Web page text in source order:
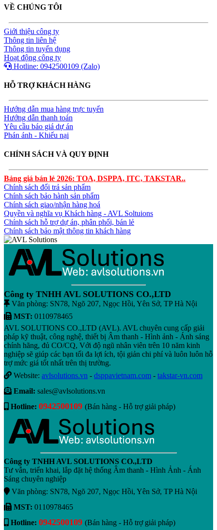
VỀ CHÚNG TÔI
Giới thiệu công ty
Thông tin liên hệ
Thông tin tuyển dụng
Hoạt động công ty
Hotline: 0942500109 (Zalo)
HỖ TRỢ KHÁCH HÀNG
Hướng dẫn mua hàng trực tuyến
Hướng dẫn thanh toán
Yêu cầu báo giá dự án
Phán ánh - Khiếu nại
CHÍNH SÁCH VÀ QUY ĐỊNH
Bảng giá bán lẻ 2026: TOA, DSPPA, ITC, TAKSTAR..
Chính sách đổi trả sản phẩm
Chính sách bảo hành sản phẩm
Chính sách giao/nhận hàng hoá
Quyền và nghĩa vụ Khách hàng - AVL Soltuions
Chính sách hỗ trợ dự án, phân phối, bán lẻ
Chính sách bảo mật thông tin khách hàng
Công ty TNHH AVL SOLUTIONS CO.,LTD
Văn phòng: SN78, Ngõ 207, Ngọc Hồi, Yên Sở, TP Hà Nội
MST: 0110978465
AVL SOLUTIONS CO.,LTD (AVL). AVL chuyên cung cấp giải
pháp kỹ thuật, công nghệ, thiết bị Âm thanh - Hình ảnh - Ánh sáng
chính hãng, đủ CO/CQ, Với độ ngũ nhân viên trên 10 năm kinh
nghiệp sẽ giúp các bạn tối đa lợi ích, tội giản chi phí và luôn luôn hỗ
trợ mức giá tốt nhất trên thị trường.
Website: avlsolutions.vn - dsppavietnam.com - takstar-vn.com
Email: sales@avlsolutions.vn
Hotline: 0942500109 (Bán hàng - Hỗ trợ giải pháp)
Công ty TNHH AVL SOLUTIONS CO.,LTD
Tư vẫn, triển khai, lắp đặt hệ thống Âm thanh - Hình Ảnh - Ánh
Sáng chuyên nghiệp
Văn phòng: SN78, Ngõ 207, Ngọc Hồi, Yên Sở, TP Hà Nội
MST: 0110978465
Hotline: 0942500109 (Bán hàng - Hỗ trợ giải pháp)